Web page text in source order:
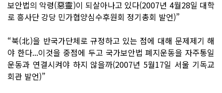
보안법의 악령(惡靈)이 되살아나고 있다(2007년 4월28일 대학
로 흥사단 강당 민가협양심수후원회 정기총회 발언)”
“북(北)을 반국가단체로 규정하고 있는 점에 대해 문제제기 해
야 한다...이것을 중점에 두고 국가보안법 폐지운동을 자주통일
운동과 연결시켜야 하지 않을까(2007년 5월17일 서울 기독교
회관 발언)”